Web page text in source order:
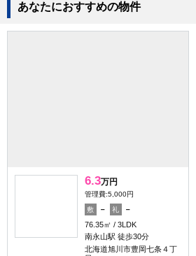
あなたにおすすめの物件
6.3万円
管理費:5,000円
敷 － 礼
－
76.35㎡
3LDK
南永山駅 徒歩30分
北海道旭川市豊岡七条４丁